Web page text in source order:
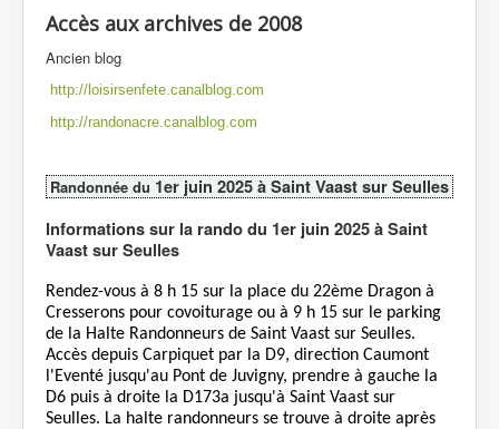
Accès aux archives de 2008
Ancien blog
http://loisirsenfete.canalblog.com
http://randonacre.canalblog.com
Randonnée du 1er juin 2025 à Saint Vaast sur Seulles
Informations sur la rando du 1er juin 2025 à Saint
Vaast sur Seulles
Rendez-vous à 8 h 15 sur la place du 22ème Dragon à
Cresserons pour covoiturage ou à 9 h 15 sur le parking
de la Halte Randonneurs de Saint Vaast sur Seulles.
Accès depuis Carpiquet par la D9, direction Caumont
l'Eventé jusqu'au Pont de Juvigny, prendre à gauche la
D6 puis à droite la D173a jusqu'à Saint Vaast sur
Seulles. La halte randonneurs se trouve à droite après